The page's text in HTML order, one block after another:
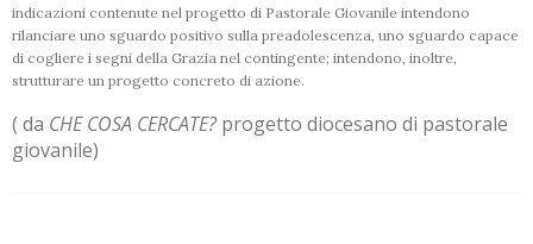
indicazioni contenute nel progetto di Pastorale Giovanile intendono
rilanciare uno sguardo positivo sulla preadolescenza, uno sguardo capace
di cogliere i segni della Grazia nel contingente; intendono, inoltre,
strutturare un progetto concreto di azione.
( da CHE COSA CERCATE?progetto diocesano di pastorale
giovanile)